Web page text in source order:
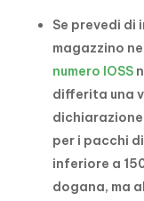
Se prevedi di
magazzino
numero IOSS
differita una
dichiarazione
per i pacchi
inferiore a
dogana, ma